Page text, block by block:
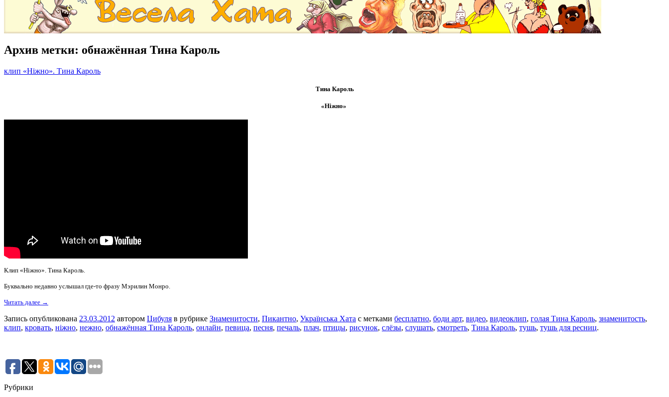
Архив метки: обнажённая Тина Кароль
клип «Ніжно». Тина Кароль
Тина Кароль
«Ніжно»
Клип «Ніжно». Тина Кароль.
Буквально недавно услышал где-то фразу Мэрилин Монро.
Читать далее →
Запись опубликована 23.03.2012 автором Цибуля в рубрике Знаменитости, Пикантно, Українська Хата с метками бесплатно, боди арт, видео, видеоклип, голая Тина Кароль, знаменитость,
клип, кровать, ніжно, нежно, обнажённая Тина Кароль, онлайн, певица, песня, печаль, плач, птицы, рисунок, слёзы, слушать, смотреть, Тина Кароль, тушь, тушь для ресниц.
Рубрики